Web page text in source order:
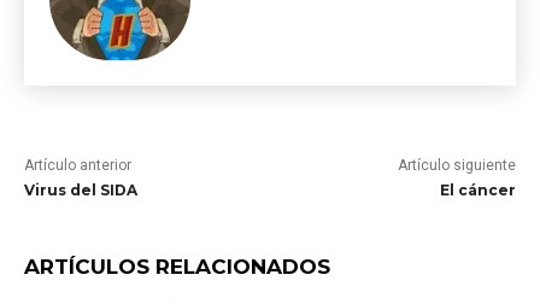
Artículo anterior
Virus del SIDA
Artículo siguiente
El cáncer
ARTÍCULOS RELACIONADOS